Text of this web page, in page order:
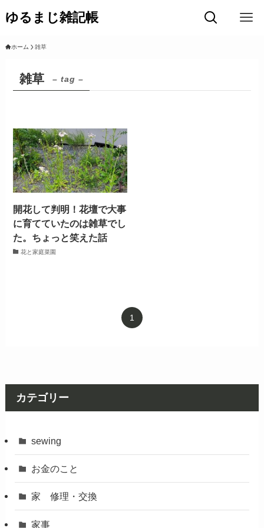
ゆるまじ雑記帳
ホーム 雑草
雑草 – tag –
開花して判明！花壇で大事
に育てていたのは雑草でし
た。ちょっと笑えた話
花と家庭菜園
1
カテゴリー
sewing
お金のこと
家 修理・交換
家事